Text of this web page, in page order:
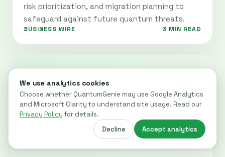
risk prioritization, and migration planning to
safeguard against future quantum threats.
BUSINESS WIRE 3 MIN READ